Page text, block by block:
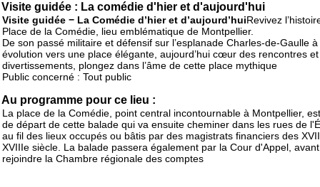
Visite guidée : La comédie d'hier et d'aujourd'hui
Visite guidée − La Comédie d’hier et d’aujourd’huiRevivez
Place de la Comédie, lieu emblématique de Montpellier.
De son passé militaire et défensif sur l’esplanade Charles-de-Gaulle
évolution vers une place élégante, aujourd’hui cœur des rencontres
divertissements, plongez dans l’âme de cette place mythique
Public concerné : Tout public
Au programme pour ce lieu :
La place de la Comédie, point central incontournable à Montpellier,
de départ de cette balade qui va ensuite cheminer dans les rues de
au fil des lieux occupés ou bâtis par des magistrats financiers des
XVIIIe siècle. La balade passera également par la Cour d'Appel,
rejoindre la Chambre régionale des comptes